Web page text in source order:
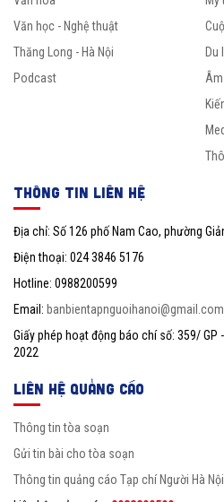
Văn học - Nghệ thuật
Thăng Long - Hà Nội
Podcast
Du
THÔNG TIN LIÊN HỆ
Địa chỉ: Số 126 phố Nam Cao, phường
Điện thoại: 024 3846 5176
Hotline: 0988200599
Email: banbientapnguoihanoi@gmail.com
Giấy phép hoạt động báo chí số: 359/ GP
2022
LIÊN HỆ QUẢNG CÁO
Thông tin tòa soạn
Gửi tin bài cho tòa soạn
Thông tin quảng cáo Tạp chí Người Hà Nội